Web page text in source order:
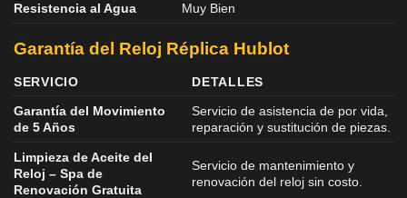
Resistencia al Agua Muy Bien
Garantía del Reloj Réplica Hublot
SERVICIO
DETALLES
Garantía del Movimiento
de 5 Años
Servicio de asistencia de por vida,
reparación y sustitución de piezas.
Limpieza de Aceite del
Reloj – Spa de
Renovación Gratuita
Servicio de mantenimiento y
renovación del reloj sin costo.